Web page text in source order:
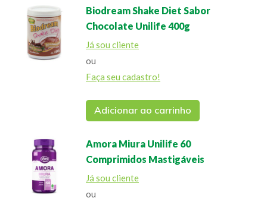
Biodream Shake Diet Sabor
Chocolate Unilife 400g
Já sou cliente
ou
Faça seu cadastro!
Adicionar ao carrinho
Amora Miura Unilife 60
Comprimidos Mastigáveis
Já sou cliente
ou